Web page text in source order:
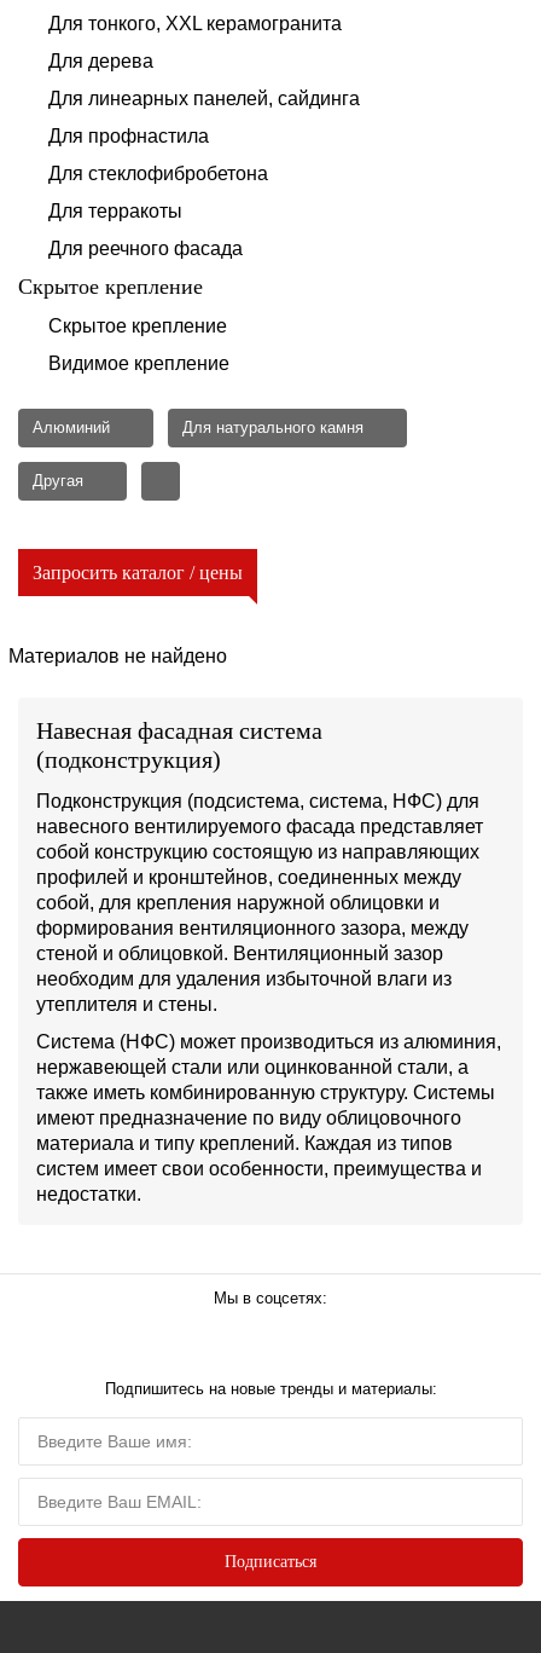
Для тонкого, XXL керамогранита
Для дерева
Для линеарных панелей, сайдинга
Для профнастила
Для стеклофибробетона
Для терракоты
Для реечного фасада
Скрытое крепление
Скрытое крепление
Видимое крепление
Алюминий Для натурального камня
Другая
Запросить каталог / цены
Материалов не найдено
Навесная фасадная система
(подконструкция)
Подконструкция (подсистема, система, НФС) для
навесного вентилируемого фасада представляет
собой конструкцию состоящую из направляющих
профилей и кронштейнов, соединенных между
собой, для крепления наружной облицовки и
формирования вентиляционного зазора, между
стеной и облицовкой. Вентиляционный зазор
необходим для удаления избыточной влаги из
утеплителя и стены.
Система (НФС) может производиться из алюминия,
нержавеющей стали или оцинкованной стали, а
также иметь комбинированную структуру. Системы
имеют предназначение по виду облицовочного
материала и типу креплений. Каждая из типов
систем имеет свои особенности, преимущества и
недостатки.
Мы в соцсетях:
Подпишитесь на новые тренды и материалы: